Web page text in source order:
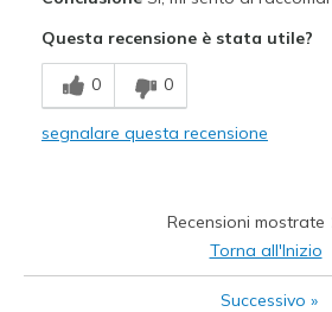
Comfortable
Durable
Questa recensione è stata utile?
0 0
segnalare questa recensione
Recensioni mostrate
Torna all'Inizio
Successivo »